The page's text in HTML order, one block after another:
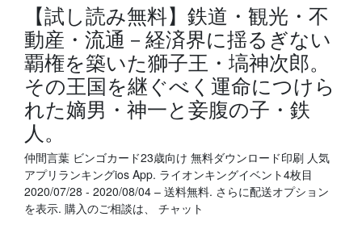
【試し読み無料】鉄道・観光・不
動産・流通－経済界に揺るぎない
覇権を築いた獅子王・塙神次郎。
その王国を継ぐべく運命につけら
れた嫡男・神一と妾腹の子・鉄
人。
仲間言葉 ビンゴカード23歳向け 無料ダウンロード印刷 人気
アプリランキングios App. ライオンキングイベント4枚目
2020/07/28 - 2020/08/04 – 送料無料. さらに配送オプション
を表示. 購入のご相談は、 チャット